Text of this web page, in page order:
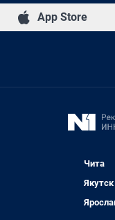
App Store
Чита
Якутск